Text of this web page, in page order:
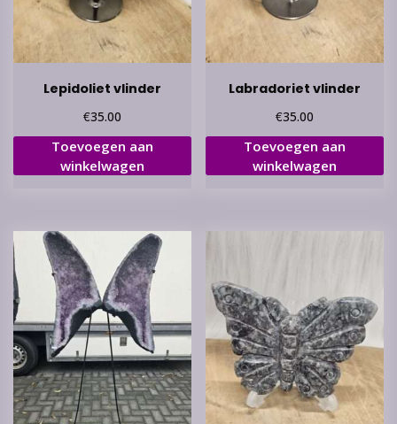
Lepidoliet vlinder
€35.00
Toevoegen aan
winkelwagen
Labradoriet vlinder
€35.00
Toevoegen aan
winkelwagen